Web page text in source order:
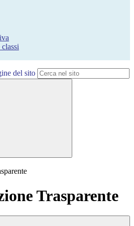
del sito
Trasparente